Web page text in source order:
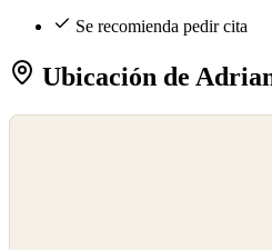
Se recomienda pedir cita
Ubicación de